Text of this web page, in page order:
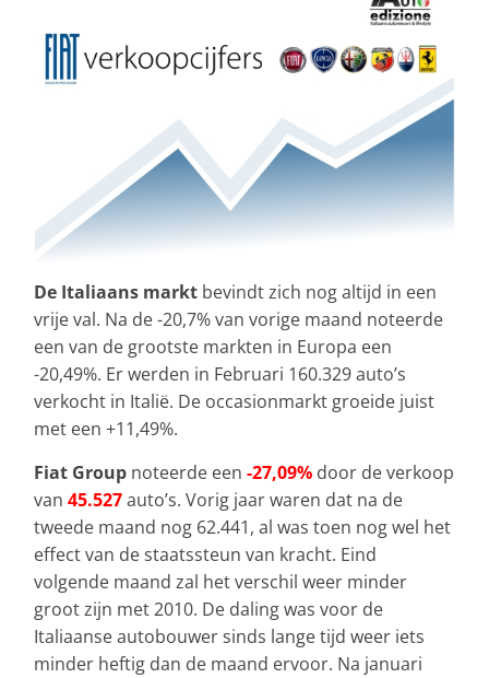
De Italiaans markt bevindt zich nog altijd in een
vrije val. Na de -20,7% van vorige maand noteerde
een van de grootste markten in Europa een
-20,49%. Er werden in Februari 160.329 auto’s
verkocht in Italië. De occasionmarkt groeide juist
met een +11,49%.
Fiat Group noteerde een -27,09% door de verkoop
van 45.527auto’s. Vorig jaar waren dat na de
tweede maand nog 62.441, al was toen nog wel het
effect van de staatssteun van kracht. Eind
volgende maand zal het verschil weer minder
groot zijn met 2010. De daling was voor de
Italiaanse autobouwer sinds lange tijd weer iets
minder heftig dan de maand ervoor. Na januari